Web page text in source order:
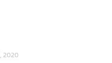
2020